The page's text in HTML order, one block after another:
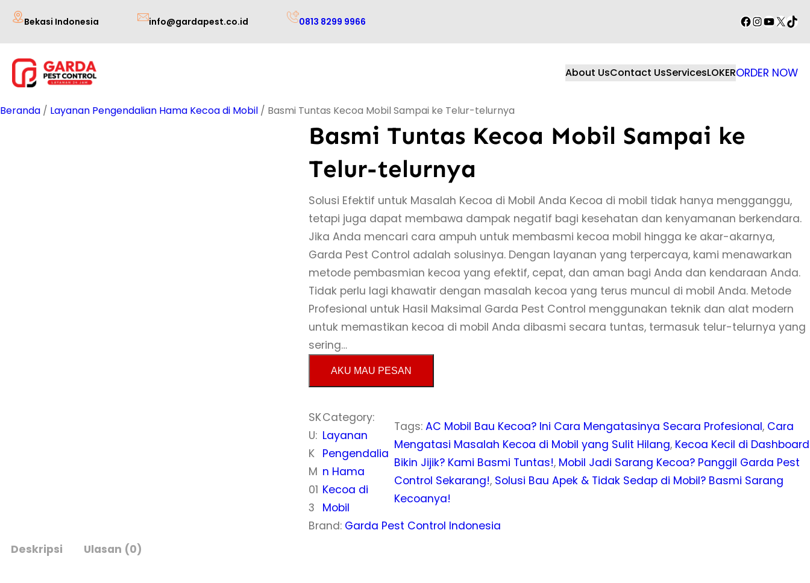
Lewati
konten
Bekasi Indonesia info@gardapest.co.id 0813 8299 9966 Facebook
Instagram
YouTube
X
About UsContact UsServicesLOKERORDER NOW
Beranda / Layanan Pengendalian Hama Kecoa di Mobil / Basmi Tuntas Kecoa Mobil Sampai ke Telur-telurnya
Basmi Tuntas Kecoa Mobil Sampai ke
Telur-telurnya
Solusi Efektif untuk Masalah Kecoa di Mobil Anda Kecoa di mobil tidak hanya mengganggu,
tetapi juga dapat membawa dampak negatif bagi kesehatan dan kenyamanan berkendara.
Jika Anda mencari cara ampuh untuk membasmi kecoa mobil hingga ke akar-akarnya,
Garda Pest Control adalah solusinya. Dengan layanan yang terpercaya, kami menawarkan
metode pembasmian kecoa yang efektif, cepat, dan aman bagi Anda dan kendaraan Anda.
Tidak perlu lagi khawatir dengan masalah kecoa yang terus muncul di mobil Anda. Metode
Profesional untuk Hasil Maksimal Garda Pest Control menggunakan teknik dan alat modern
untuk memastikan kecoa di mobil Anda dibasmi secara tuntas, termasuk telur-telurnya yang
sering…
AKU MAU PESAN
SK
U:
K
M
01
3
Category:
Layanan
Pengendalia
n Hama
Kecoa di
Mobil
Tags: AC Mobil Bau Kecoa? Ini Cara Mengatasinya Secara Profesional, Cara
Mengatasi Masalah Kecoa di Mobil yang Sulit Hilang, Kecoa Kecil di Dashboard
Bikin Jijik? Kami Basmi Tuntas!, Mobil Jadi Sarang Kecoa? Panggil Garda Pest
Control Sekarang!, Solusi Bau Apek & Tidak Sedap di Mobil? Basmi Sarang
Kecoanya!
Brand: Garda Pest Control Indonesia
Deskripsi
Ulasan (0)